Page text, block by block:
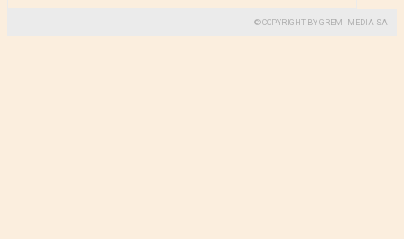
© COPYRIGHT BY GREMI MEDIA SA